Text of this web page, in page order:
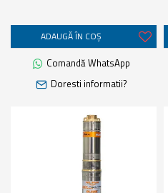
ADAUGĂ ÎN COŞ
Comandă WhatsApp
Doresti informatii?